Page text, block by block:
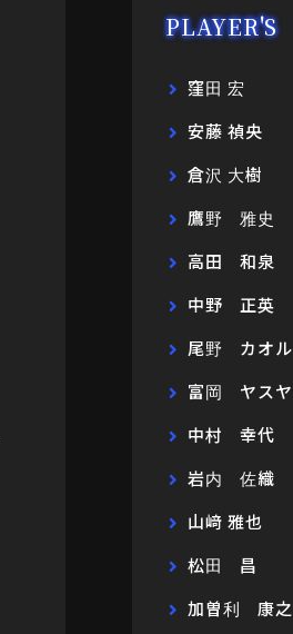
PLAYER'S
窪田 宏
安藤 禎央
倉沢 大樹
鷹野 雅史
高田 和泉
中野 正英
尾野 カオル
富岡 ヤスヤ
中村 幸代
岩内 佐織
山﨑 雅也
松田 昌
加曽利 康之